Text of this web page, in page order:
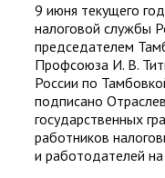
9 июня текущего
налоговой службы
председателем
Профсоюза И. В.
России по
подписано
государственных
работников
и работодателей